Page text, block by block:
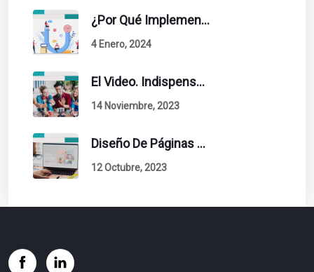
¿Por Qué Implementar La Metodología Inbound Marketing En Tu Empresa?
4 Enero, 2024
El Video. Indispensable En Tu Estrategia De Contenidos.
14 Noviembre, 2023
Diseño De Páginas Web. Esto Debe Tener Un Sitio Exitoso.
12 Octubre, 2023